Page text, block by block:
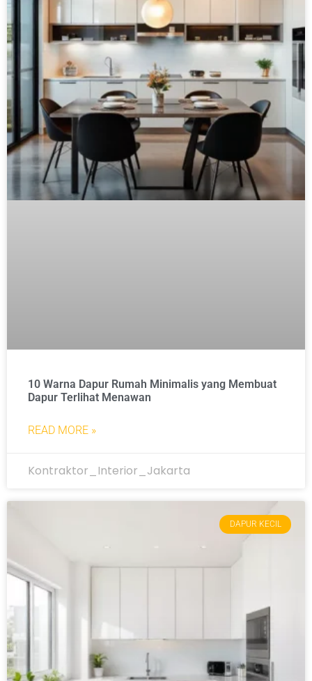
10 Warna Dapur Rumah Minimalis yang Membuat
Dapur Terlihat Menawan
READ MORE »
Kontraktor_Interior_Jakarta
DAPUR KECIL